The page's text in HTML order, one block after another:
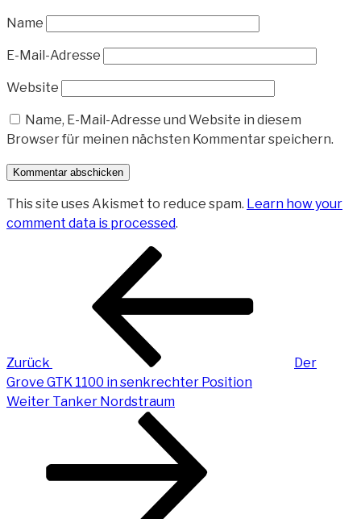
Name
E-Mail-Adresse
Website
Name, E-Mail-Adresse und Website in diesem
Browser für meinen nächsten Kommentar speichern.
This site uses Akismet to reduce spam. Learn how your
comment data is processed.
Beitragsnavigation
Zurück
Der
Grove GTK 1100 in senkrechter Position
Nächster
Weiter Tanker Nordstraum